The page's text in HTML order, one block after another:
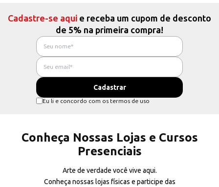
Cadastre-se aqui e receba um cupom de desconto
de 5% na primeira compra!
Eu li e concordo com os termos de uso
Conheça Nossas Lojas e Cursos
Presenciais
Arte de verdade você vive aqui.
Conheça nossas lojas físicas e participe das